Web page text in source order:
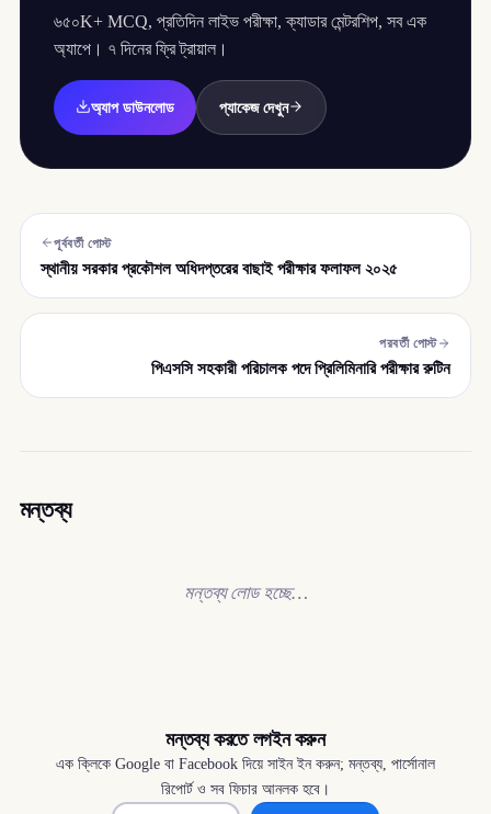
৬৫০K+ MCQ, প্রতিদিন লাইভ পরীক্ষা, ক্যাডার মেন্টরশিপ, সব এক
অ্যাপে। ৭ দিনের ফ্রি ট্রায়াল।
অ্যাপ ডাউনলোড প্যাকেজ দেখুন
পূর্ববর্তী পোস্ট
স্থানীয় সরকার প্রকৌশল অধিদপ্তরের বাছাই পরীক্ষার ফলাফল ২০২৫
পরবর্তী পোস্ট
পিএসসি সহকারী পরিচালক পদে প্রিলিমিনারি পরীক্ষার রুটিন
মন্তব্য
মন্তব্য লোড হচ্ছে…
মন্তব্য করতে লগইন করুন
এক ক্লিকে Google বা Facebook দিয়ে সাইন ইন করুন; মন্তব্য, পার্সোনাল
রিপোর্ট ও সব ফিচার আনলক হবে।